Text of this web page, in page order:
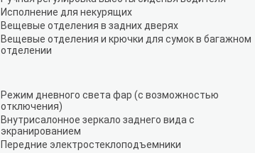
Исполнение для некурящих
Вещевые отделения в задних дверях
Вещевые отделения и крючки для сумок в багажном
отделении
Режим дневного света фар (с возможностью
отключения)
Внутрисалонное зеркало заднего вида с
экранированием
Передние электростеклоподъемники